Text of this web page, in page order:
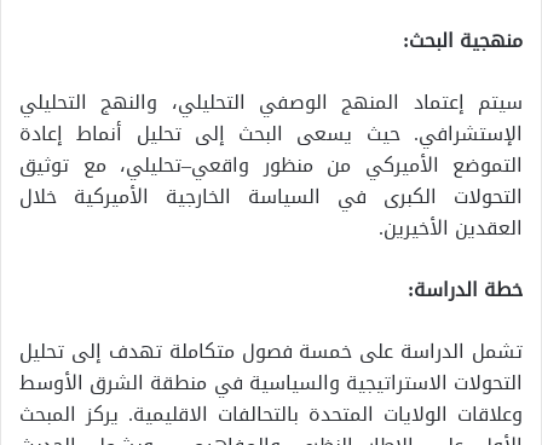
منهجية البحث:
سيتم إعتماد المنهج الوصفي التحليلي، والنهج التحليلي
الإستشرافي. حيث يسعى البحث إلى تحليل أنماط إعادة
التموضع الأميركي من منظور واقعي–تحليلي، مع توثيق
التحولات الكبرى في السياسة الخارجية الأميركية خلال
العقدين الأخيرين.
خطة الدراسة:
تشمل الدراسة على خمسة فصول متكاملة تهدف إلى تحليل
التحولات الاستراتيجية والسياسية في منطقة الشرق الأوسط
وعلاقات الولايات المتحدة بالتحالفات الاقليمية. يركز المبحث